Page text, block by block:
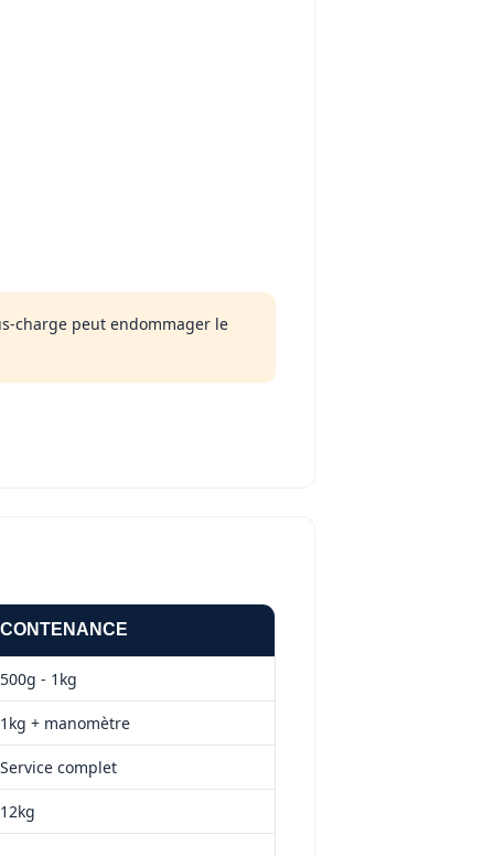
charge peut endommager le
CONTENANCE
500g - 1kg
1kg + manomètre
Service complet
12kg